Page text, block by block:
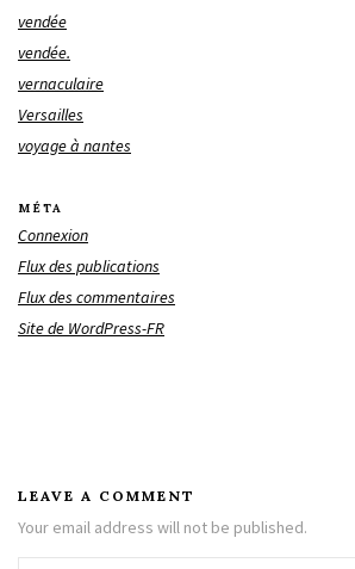
vendée
vendée.
vernaculaire
Versailles
voyage à nantes
MÉTA
Connexion
Flux des publications
Flux des commentaires
Site de WordPress-FR
LEAVE A COMMENT
Your email address will not be published.